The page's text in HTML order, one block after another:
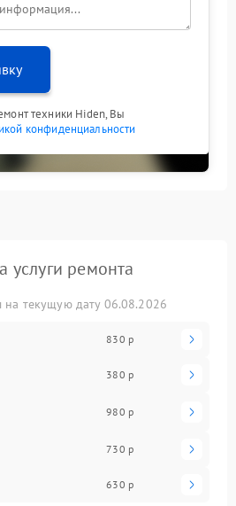
работу.
техники Hiden, Вы
конфиденциальности
услуги ремонта
на текущую дату 06.08.2026
830 р
380 р
980 р
730 р
630 р